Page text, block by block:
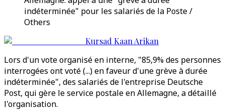
indéterminée" pour les salariés de la Poste /
Others
Kursad Kaan Arikan
Lors d'un vote organisé en interne, "85,9% des personnes
interrogées ont voté (...) en faveur d'une grève à durée
indéterminée", des salariés de l'entreprise Deutsche
Post, qui gère le service postale en Allemagne, a détaillé
l'organisation.